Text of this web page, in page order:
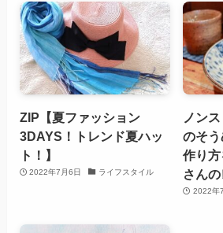
ZIP【夏ファッション
3DAYS！トレンド夏ハッ
ト！】
2022年7月6日 ライフスタイル
ノン
のそ
作り
さん
2022年